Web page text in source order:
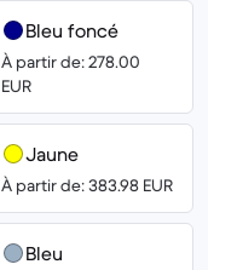
Bleu foncé
À partir de: 278.00
EUR
Jaune
À partir de: 383.98 EUR
Bleu